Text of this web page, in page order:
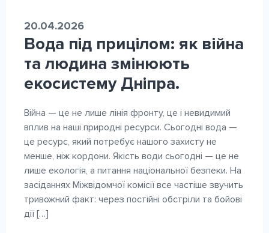
20.04.2026
Вода під прицілом: як війна
та людина змінюють
екосистему Дніпра.
Війна — це не лише лінія фронту, це і невидимий
вплив на наші природні ресурси. Сьогодні вода —
це ресурс, який потребує нашого захисту не
менше, ніж кордони. Якість води сьогодні — це не
лише екологія, а питання національної безпеки. На
засіданнях Міжвідомчої комісії все частіше звучить
тривожний факт: через постійні обстріли та бойові
дії […]